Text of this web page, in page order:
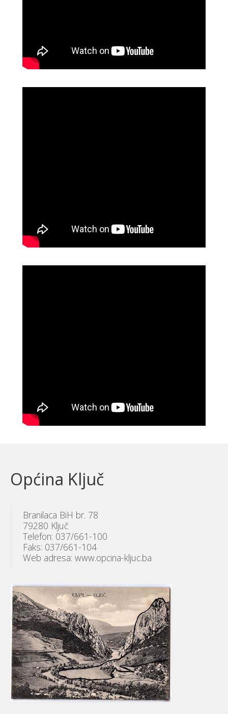
Općina Ključ
Branilaca BiH br. 78
79280 Ključ
Telefon: 037/661-100
Faks: 037/661-104
Web adresa: www.opcina-kljuc.ba